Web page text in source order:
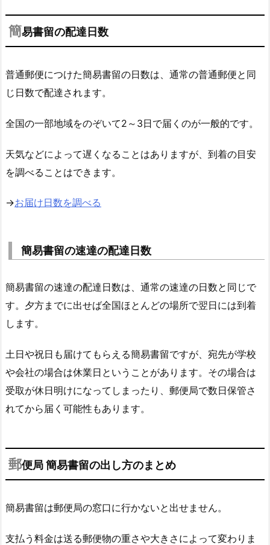
簡易書留の配達日数
普通郵便につけた簡易書留の日数は、通常の普通郵便と同
じ日数で配達されます。
全国の一部地域をのぞいて2～3日で届くのが一般的です。
天気などによって遅くなることはありますが、到着の目安
を調べることはできます。
→お届け日数を調べる
簡易書留の速達の配達日数
簡易書留の速達の配達日数は、通常の速達の日数と同じで
す。夕方までに出せば全国ほとんどの場所で翌日には到着
します。
土日や祝日も届けてもらえる簡易書留ですが、宛先が学校
や会社の場合は休業日ということがあります。その場合は
受取が休日明けになってしまったり、郵便局で数日保管さ
れてから届く可能性もあります。
郵便局 簡易書留の出し方のまとめ
簡易書留は郵便局の窓口に行かないと出せません。
支払う料金は送る郵便物の重さや大きさによって変わりま